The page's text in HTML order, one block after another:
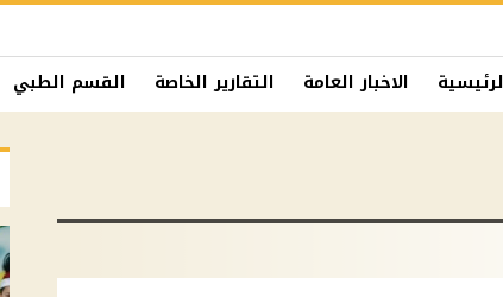
الاخبار العامة التقارير الخاصة القسم الطبي